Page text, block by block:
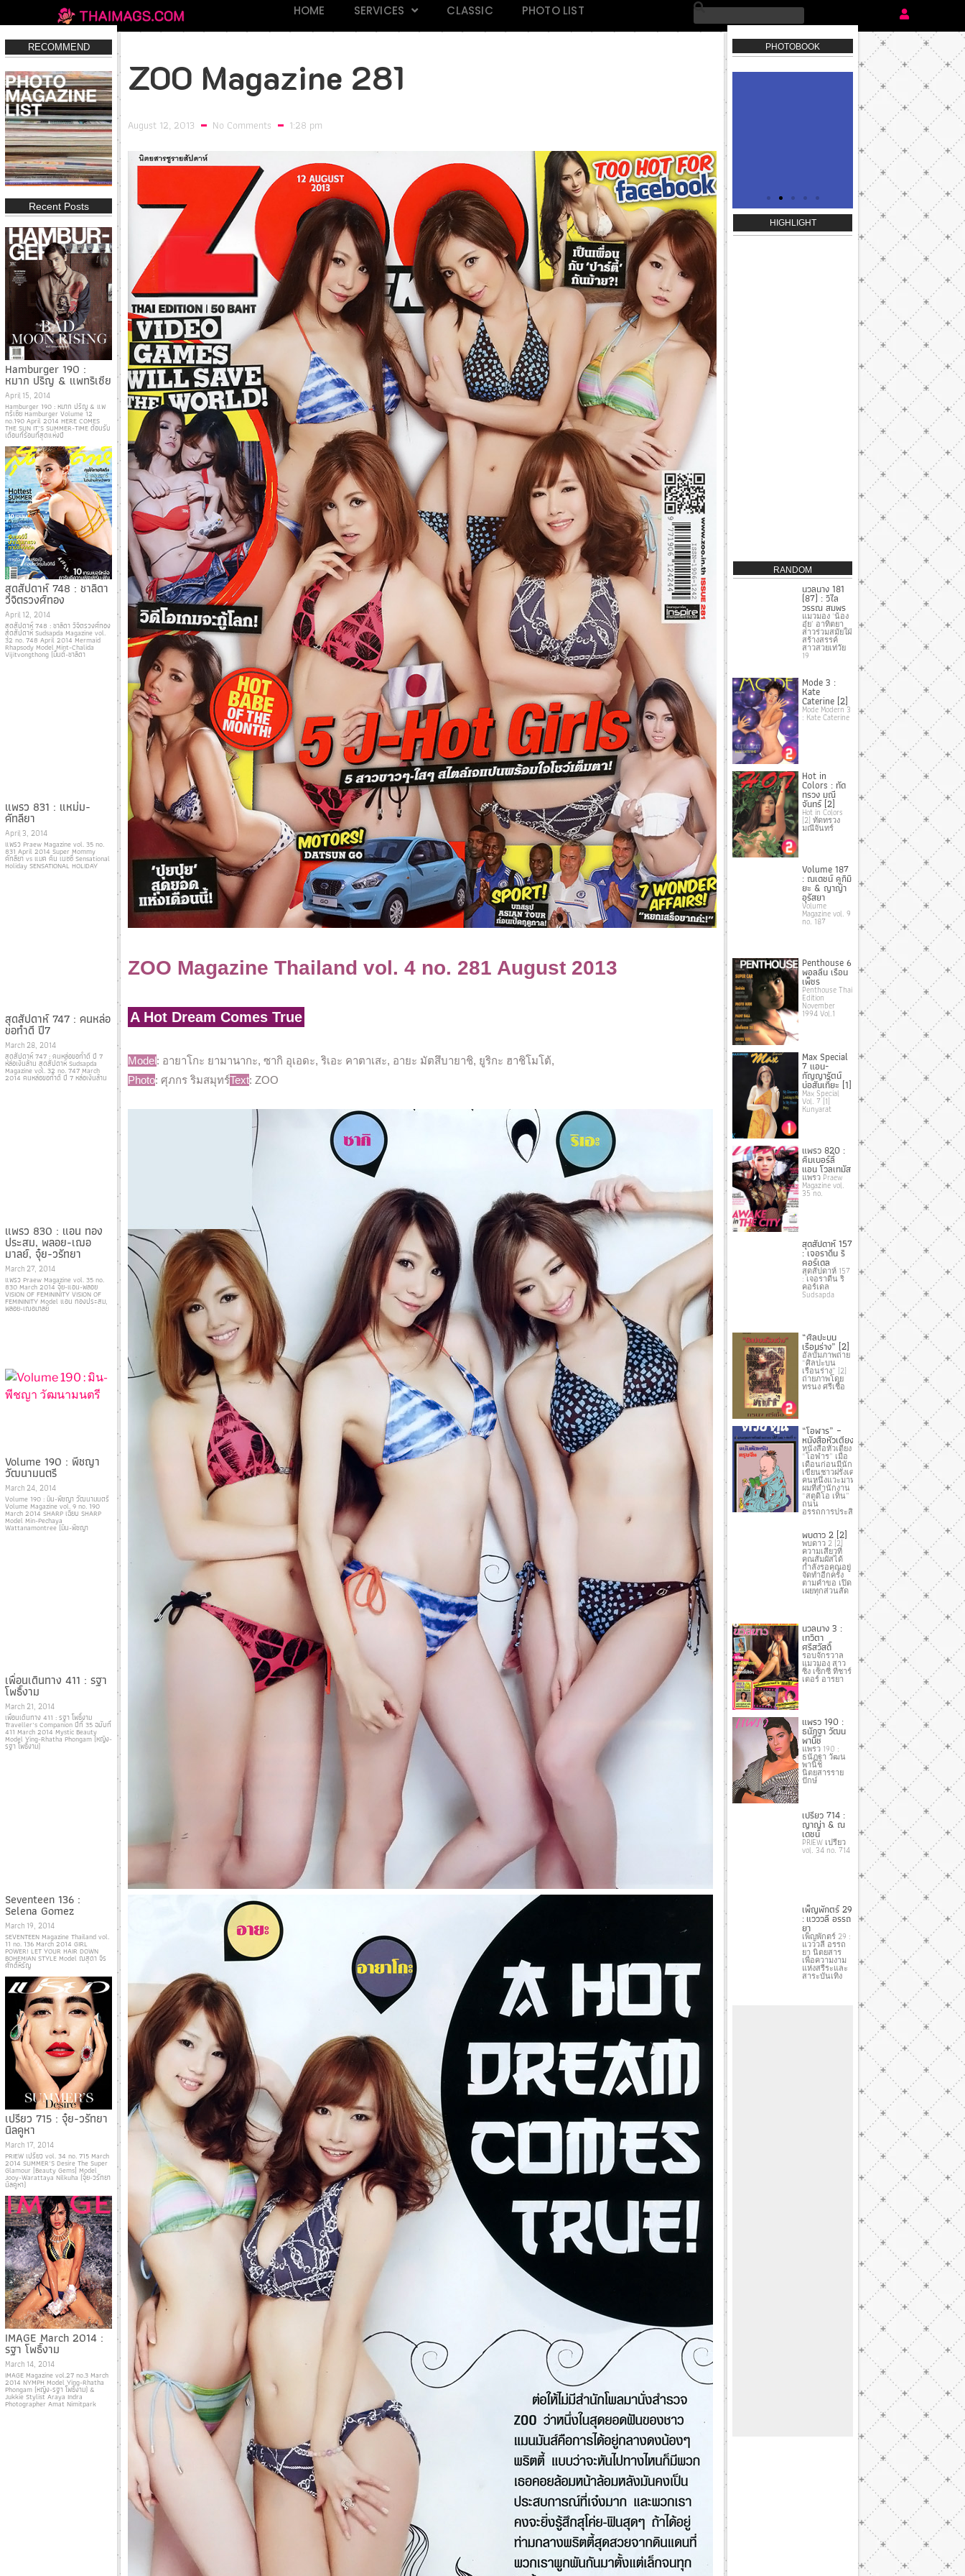
HOME SERVICES CLASSIC PHOTO LIST
RECOMMEND
Recent Posts
Hamburger 190 :
หมาก ปริญ & แพทริเซีย
April 15, 2014
Hamburger 190 : หมาก ปริญ & แพ
ทริเซีย Hamburger Volume 12
no.190 April 2014 HERE COMES
THE SUN IT’S SUMMER-TIME ต้อนรับ
เดือนที่ร้อนที่สุดแห่งปี
สุดสัปดาห์ 748 : ชาลิดา
วิจิตรวงศ์ทอง
April 12, 2014
สุดสัปดาห์ 748 : ชาลิดา วิจิตรวงศ์ทอง
สุดสัปดาห์ Sudsapda Magazine vol.
32 no. 748 April 2014 Mermaid
Rhapsody Model Mint-Chalida
Vijitvongthong (มิ้นต์-ชาลิดา
แพรว 831 : แหม่ม-
คัทลียา
April 3, 2014
แพรว Praew Magazine vol. 35 no.
831 April 2014 Super Mommy
คัทลียา vs แมค คิน เนซซี่ Sensational
Holiday SENSATIONAL HOLIDAY
สุดสัปดาห์ 747 : คนหล่อ
ขอทำดี ปี7
March 28, 2014
สุดสัปดาห์ 747 : คนหล่อขอทำดี ปี 7
หล่อเงินล้าน สุดสัปดาห์ Sudsapda
Magazine vol. 32 no. 747 March
2014 คนหล่อขอทำดี ปี 7 หล่อเงินล้าน
แพรว 830 : แอน ทอง
ประสม, พลอย-เฌอ
มาลย์, จุ๋ย-วรัทยา
March 27, 2014
แพรว Praew Magazine vol. 35 no.
830 March 2014 จุ๋ย-แอน-พลอย
VISION OF FEMININITY VISION OF
FEMININITY Model แอน ทองประสม,
พลอย-เฌอมาลย์
Volume 190 : พีชญา
วัฒนามนตรี
March 24, 2014
Volume 190 : มิน-พีชญา วัฒนามนตรี
Volume Magazine vol. 9 no. 190
March 2014 SHARP เฉียบ SHARP
Model Min-Pechaya
Wattanamontree (มิน-พีชญา
เพื่อนเดินทาง 411 : รฐา
โพธิ์งาม
March 21, 2014
เพื่อนเดินทาง 411 : รฐา โพธิ์งาม
Traveller’s Companion ปีที่ 35 ฉบับที่
411 March 2014 Mystic Beauty
Model Ying-Rhatha Phongam (หญิง-
รฐา โพธิ์งาม)
Seventeen 136 :
Selena Gomez
March 19, 2014
SEVENTEEN Magazine Thailand vol.
11 no. 136 March 2014 GIRL
POWER! LET YOUR HAIR DOWN
BOHEMIAN STYLE Model ณสุดา จิร
ศักดิ์หิรัญ
เปรียว 715 : จุ๋ย-วรัทยา
นิลคูหา
March 17, 2014
PRIEW เปรียว vol. 34 no. 715 March
2014 SUMMER’S Desire The Super
Glamour [Beauty Gems] Model
Jooy-Warattaya Nilkuha (จุ๋ย-วรัทยา
นิลคูหา)
IMAGE March 2014 :
รฐา โพธิ์งาม
March 14, 2014
IMAGE Magazine vol.27 no.3 March
2014 NYMPH Model Ying-Rhatha
Phongam (หญิง-รฐา โพธิ์งาม) &
Jukkie Stylist Araya Indra
Photographer Amat Nimitpark
ZOO Magazine 281
August 12, 2013 No Comments 1:28 pm
ZOO Magazine Thailand vol. 4 no. 281 August 2013
A Hot Dream Comes True
Model: อายาโกะ ยามานากะ, ซากิ อุเอดะ, ริเอะ คาตาเสะ, อายะ มัตสึบายาชิ, ยูริกะ ฮาชิโมโต้,
Photo: ศุภกร ริมสมุทร์Text: ZOO
PHOTOBOOK
IN Magazine 197
Click
IN Magazine 194
FHM THAILAND
118
Click
Mars Magazine 28
Click
Praew 813
Click
IN Magazine 197
Click
IN Magazine 194
FHM THAILAND
118
Click
HIGHLIGHT
RANDOM
นวลนาง 181
(87) : วิไล
วรรณ สมพร
แมวมอง ‘น้อง
อุ๋ย’ อาทิตยา
สาวร่วมสมัยใฝ่
สร้างสรรค์
สาวสวยเท่วัย
19
Mode 3 :
Kate
Caterine [2]
Mode Modern 3
: Kate Caterine
Hot in
Colors : ทัด
ทรวง มณี
จันทร์ [2]
Hot in Colors
[2] ทัดทรวง
มณีจันทร์
Volume 187
: ณเดชน์ คูกิมิ
ยะ & ญาญ่า
อุรัสยา
Volume
Magazine vol. 9
no. 187
Penthouse 6
พอลลีน เรือน
เพ็ชร
Penthouse Thai
Edition
November
1994 Vol.1
Max Special
7 แอน-
กัญญารัตน์
บ่อสันเที๊ยะ [1]
Max Special
Vol. 7 [1]
Kunyarat
แพรว 820 :
คิมเบอร์ลี่
แอน โวลเทมัส
แพรว Praew
Magazine vol.
35 no.
สุดสัปดาห์ 157
: เจอราดีน ริ
คอร์เดล
สุดสัปดาห์ 157
: เจอราดีน ริ
คอร์เดล
Sudsapda
“ศิลปะบน
เรือนร่าง” [2]
อัลบั้มภาพถ่าย
“ศิลปะบน
เรือนร่าง” [2]
ถ่ายภาพโดย
ทรนง ศรีเชื้อ
“โอฬาร” –
หนังสือหัวเตียง
หนังสือหัวเตียง
“โอฬาร” เมื่อ
เดือนก่อนมีนัก
เขียนชาวฝรั่งเศส
คนหนึ่งแวะมาหา
ผมที่สํานักงาน
“สตูดิโอ เท็น”
ถนน
อรรถการประสิทธิ์
พบดาว 2 [2]
พบดาว 2 [2]
ความเสียวที่
คุณสัมผัสได้
กำลังรอคุณอยู่
จัดทำอีกครั้ง
ตามคำขอ เปิด
เผยทุกส่วนสัด
นวลนาง 3 :
เทวิตา
ศรีสวัสดิ์
รอบจักรวาล
แมวมอง สาว
ซิ่ง เซ็กซี่ ที่ชาร์
เตอร์ อารยา
แพรว 190 :
ธนัฏฐา วัฒน
พานิช
แพรว 190 :
ธนัฏฐา วัฒน
พานิช
นิตยสารราย
ปักษ์
เปรียว 714 :
ญาญ่า & ณ
เดชน์
PRIEW เปรียว
vol. 34 no. 714
เพ็ญพักตร์ 29
: แวววลี อรรถ
ยา
เพ็ญพักตร์ 29 :
แวววลี อรรถ
ยา นิตยสาร
เพื่อความงาม
แห่งสรีระและ
สาระบันเทิง